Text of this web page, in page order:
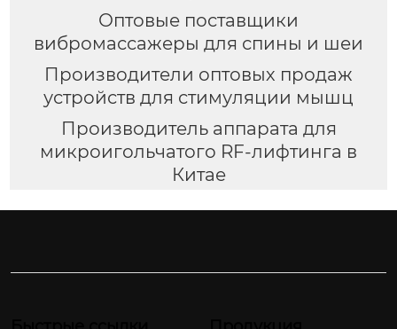
Оптовые поставщики
вибромассажеры для спины и шеи
Производители оптовых продаж
устройств для стимуляции мышц
Производитель аппарата для
микроигольчатого RF-лифтинга в
Китае